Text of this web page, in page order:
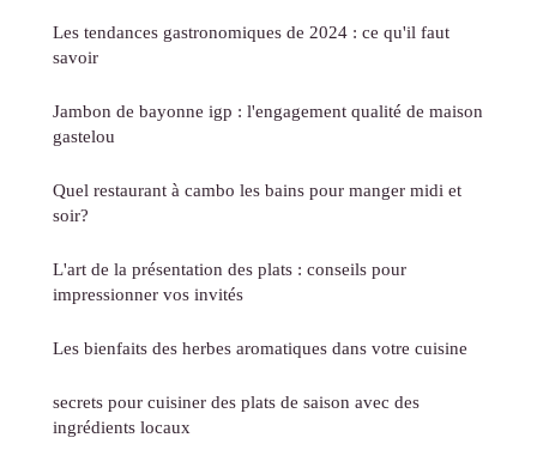
Les tendances gastronomiques de 2024 : ce qu'il faut
savoir
Jambon de bayonne igp : l'engagement qualité de maison
gastelou
Quel restaurant à cambo les bains pour manger midi et
soir?
L'art de la présentation des plats : conseils pour
impressionner vos invités
Les bienfaits des herbes aromatiques dans votre cuisine
secrets pour cuisiner des plats de saison avec des
ingrédients locaux